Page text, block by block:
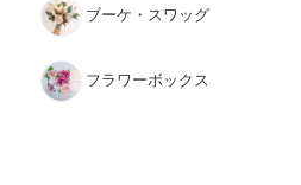
ブーケ・スワッグ
フラワーボックス